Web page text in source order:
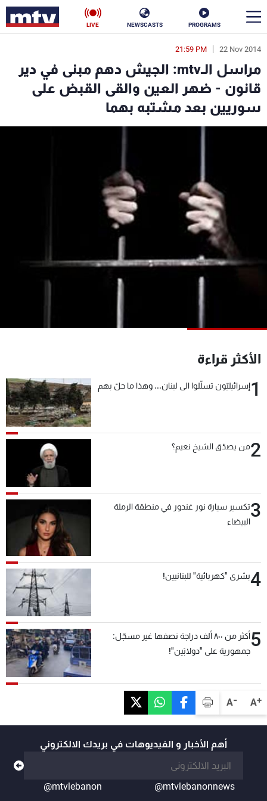
PROGRAMS
NEWSCASTS
LIVE
A+
A-
22 Nov 2014
21:59 PM
مراسل الـmtv: الجيش دهم مبنى في دير
قانون - ضهر العين والقى القبض على
سوريين بعد مشتبه بهما
الأكثر قراءة
1إسرائيليّون تسلّلوا الى لبنان... وهذا ما حلّ بهم
2من يصدّق الشيخ نعيم؟
3تكسير سيارة نور غندور في منطقة الرملة
البيضاء
4بشرى "كهربائية" للبنانيين!
5
أكثر من ٨٠٠ ألف دراجة نصفها غير مسجّل:
جمهورية على "دولابَين"!
أهم الأخبار و الفيديوهات في بريدك الالكتروني
@mtvlebanonnews
@mtvlebanon
en
الأخبار
سياسة ناس
كأس العالم
جدول البرامج
شاهد البرامج
لاعلاناتكم